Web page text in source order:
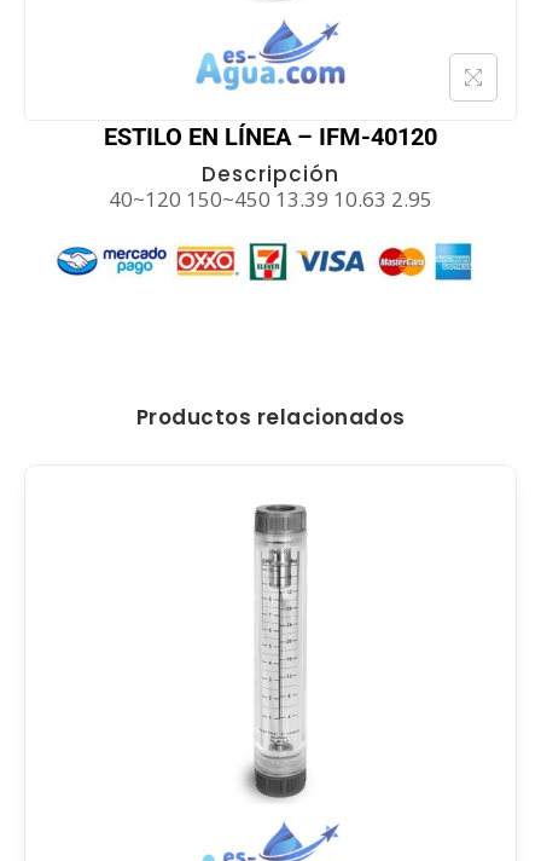
ESTILO EN LÍNEA – IFM-40120
Descripción
40~120 150~450 13.39 10.63 2.95
Productos relacionados